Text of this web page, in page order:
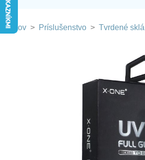
Domov > Príslušenstvo > Tvrdené sklá